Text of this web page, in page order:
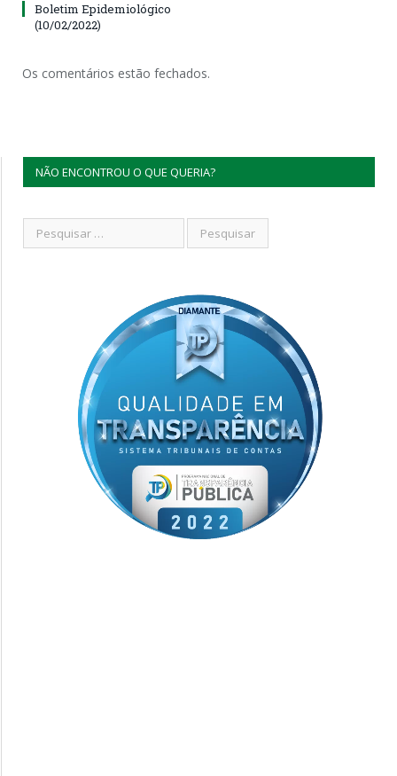
Boletim Epidemiológico
(10/02/2022)
Os comentários estão fechados.
NÃO ENCONTROU O QUE QUERIA?